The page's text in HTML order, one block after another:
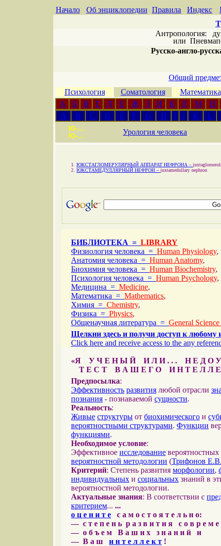
Начало Об энциклопедии Правила Индекс
Антропология:
или
Русско-англо-
Общий
Психология
Соматология
Математика
А
Б В Г Д Е Ж З И К Л М
Н
A
B C D E F G H I J K L
Ю–...
Ю–...
Урология человека
ЮКСТАГЛОМЕРУЛЯРНЫЙ АППАРАТ НЕФРОНА –
ЮКСТАМЕДУЛЛЯРНЫЙ НЕФРОН – juxtamedullary nephron
БИБЛИОТЕКА = LIBRARY
Физиология человека = Human Physiology,
Анатомия человека = Human Anatomy,
Биохимия человека = Human Biochemistry,
Психология человека = Human Psychology,
Медицина = Medicine,
Математика = Mathematics,
Химия = Chemistry,
Физика = Physics,
Общенаучная литература = General
Щелкни здесь и получи доступ к любому
Click here and receive access to the any
«Я У Ч Е Н Ы Й И Л И . . . Н Е Д О У
Т Е С Т В А Ш Е Г О И Н Т Е Л Л Е
Предпосылка:
Эффективность развития любой отрасли
познания - познаваемой сущности.
Реальность:
Живые структуры от биохимического и
вероятностными структурами. Функции
функциями.
Необходимое условие:
Эффективное исследование
вероятностной методологии (Трифонов
Критерий: Степень развития морфологии,
индивидуальных и социальных знаний в
вероятностной методологии.
Актуальные знания: В соответствии с
критерием... ...
о ц е н и т е с а м о с т о я т е л ь н о:
— с т е п е н ь р а з в и т и я с о в р е м
— о б ъ е м В а ш и х з н а н и й и
— В а ш и н т е л л е к т !